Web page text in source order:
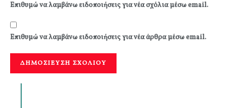
Επιθυμώ να λαμβάνω ειδοποιήσεις για νέα σχόλια μέσω email.
Επιθυμώ να λαμβάνω ειδοποιήσεις για νέα άρθρα μέσω email.